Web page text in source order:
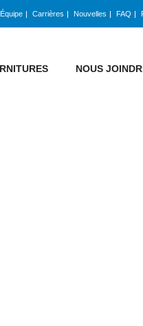
Équipe Carrières Nouvelles FAQ
NOUS